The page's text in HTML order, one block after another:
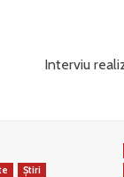
Interviu
Știri